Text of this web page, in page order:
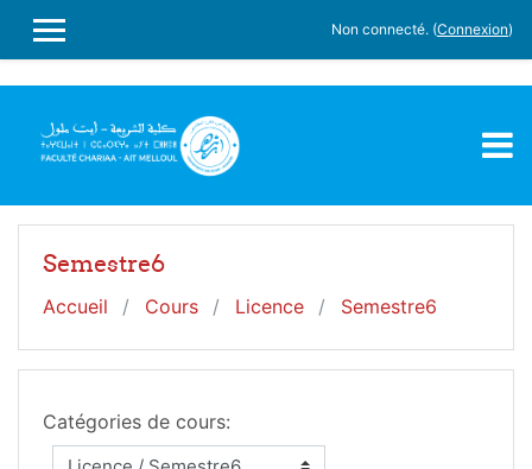
Passer au contenu principal
PANNEAU LATÉRAL
Non connecté. (Connexion)
Semestre6
Accueil Cours Licence Semestre6
Catégories de cours: